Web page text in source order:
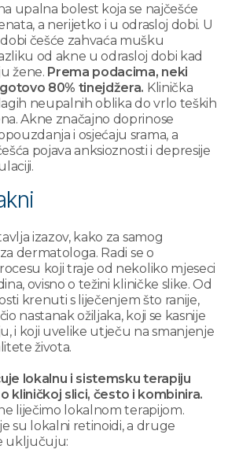
upalna bolest koja se najčešće
a nerijetko i u odrasloj dobi. U
češće zahvaća mušku
od akne u odrasloj dobi kad
žene. Prema podacima, neki
80% tinejdžera. Klinička
neupalnih oblika do vrlo teških
Akne značajno doprinose
i osjećaju srama, a
pojava anksioznosti i depresije
izazov, kako za samog
dermatologa. Radi se o
koji traje od nekoliko mjeseci
ovisno o težini kliničke slike. Od
krenuti s liječenjem što ranije,
nastanak ožiljaka, koji se kasnije
i koji uvelike utječu na smanjenje
života.
lokalnu i sistemsku terapiju
kliničkoj slici, često i kombinira.
liječimo lokalnom terapijom.
su lokalni retinoidi, a druge
uključuju: